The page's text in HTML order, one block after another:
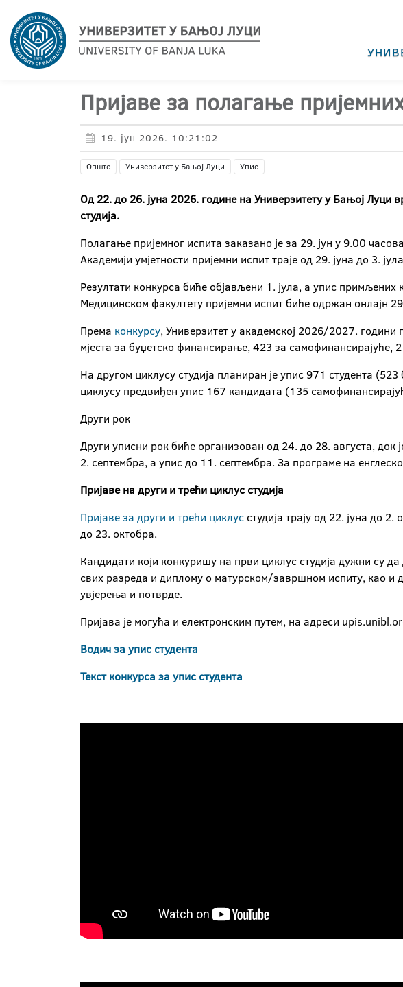
Пријаве за полагање
19. јун 2026. 10:21:02
Опште Универзитет у Бањој Луци Упис
Од 22. до 26. јуна 2026. године на Универзитету у Бањој Луци
студија.
Полагање пријемног испита заказано је за 29. јун у 9.00
Академији умјетности пријемни испит траје од 29. јуна до 3.
Резултати конкурса биће објављени 1. јула, а упис
Медицинском факултету пријемни испит биће одржан онлајн
Према конкурсу, Универзитет у академској 2026/2027. години
мјеста за буџетско финансирање, 423 за самофинансирајуће,
На другом циклусу студија планиран је упис 971 студента
циклусу предвиђен упис 167 кандидата (135
Други рок
Други уписни рок биће организован од 24. до 28. августа, док
2. септембра, а упис до 11. септембра. За програме на
Пријаве на други и трећи циклус студија
Пријаве за други и трећи циклус студија трају од 22. јуна до
до 23. октобра.
Кандидати који конкуришу на први циклус студија дужни су
свих разреда и диплому о матурском/завршном испиту, као и
увјерења и потврде.
Пријава је могућа и електронским путем, на адреси
Водич за упис студента
Текст конкурса за упис студента